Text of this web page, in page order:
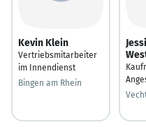
Kevin Klein
Vertriebsmitarbeiter
im Innendienst
Bingen am Rhein